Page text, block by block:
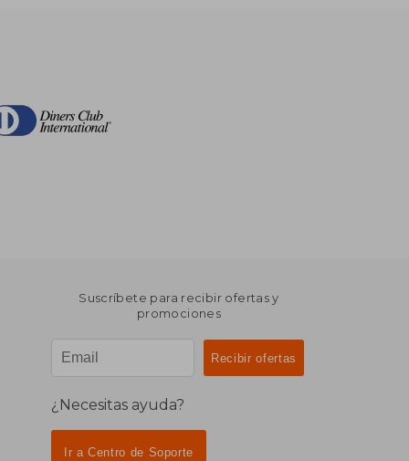
Suscríbete para recibir ofertas y
promociones
¿Necesitas ayuda?
Ir a Centro de Soporte